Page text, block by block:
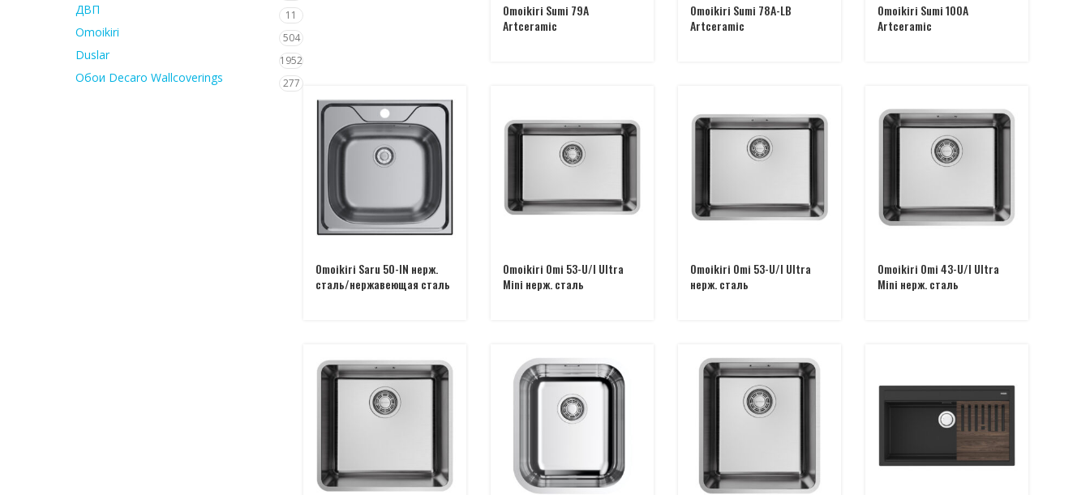
ДВП 11
Omoikiri 504
Duslar 1952
Обои Decaro Wallcoverings 277
Omoikiri Sumi 79A
Artceramic
Omoikiri Sumi 78A-LB
Artceramic
Omoikiri Sumi 100A
Artceramic
Omoikiri Saru 50-IN нерж.
сталь/нержавеющая сталь
Omoikiri Omi 53-U/I Ultra
Mini нерж. сталь
Omoikiri Omi 53-U/I Ultra
нерж. сталь
Omoikiri Omi 43-U/I Ultra
Mini нерж. сталь